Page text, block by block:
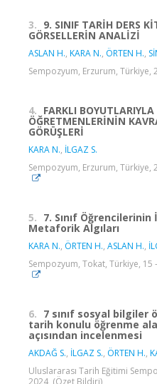
3. 9. SINIF TARİH DERS
GÖRSELLERİN ANALİZİ
ASLAN H., KARA N., ÖRTEN H.,
Sempozyum, Erzurum, Türkiye,
4. FARKLI
ÖĞRETMENLERİNİN
GÖRÜŞLERİ
KARA N., İLGAZ S.
Sempozyum, Erzurum, Türkiye,
5. 7. Sınıf
Metaforik Algıları
KARA N., ÖRTEN H., ASLAN H.,
Sempozyum, Tokat, Türkiye, 15
6. 7 sınıf sosyal bilgiler
tarih konulu öğrenme
açısından incelenmesi
AKDAĞ S., İLGAZ S., ÖRTEN H.,
Uluslararası Tarih Eğitimi